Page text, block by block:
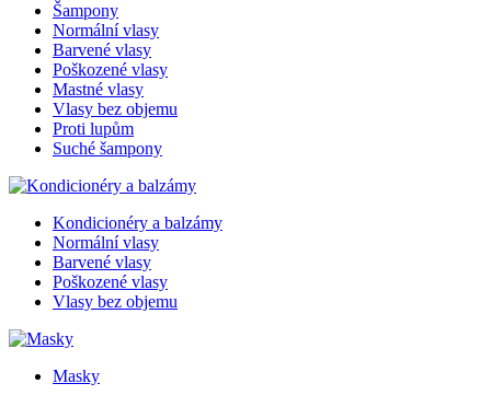
Šampony
Normální vlasy
Barvené vlasy
Poškozené vlasy
Mastné vlasy
Vlasy bez objemu
Proti lupům
Suché šampony
Kondicionéry a balzámy
Normální vlasy
Barvené vlasy
Poškozené vlasy
Vlasy bez objemu
Masky